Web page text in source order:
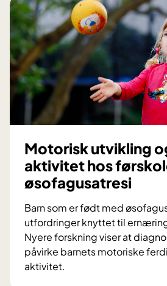
f
a
g
u
s
a
t
e
i
:
F
d
t
m
e
d
Motorisk utvikling
aktivitet hos
øsofagusatresi
Barn som er født med
utfordringer knyttet til
Nyere forskning viser at
påvirke barnets motoriske
aktivitet.